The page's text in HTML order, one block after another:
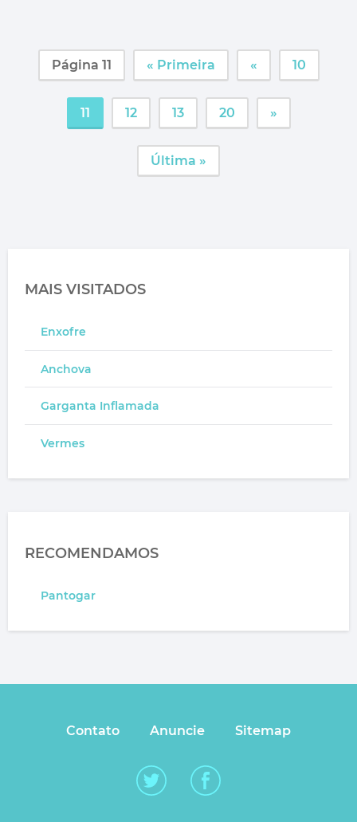
Página 11 « Primeira « 10
11 12 13 20 »
Última »
MAIS VISITADOS
Enxofre
Anchova
Garganta Inflamada
Vermes
RECOMENDAMOS
Pantogar
Contato Anuncie Sitemap